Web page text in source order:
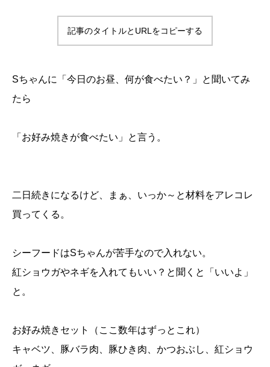
記事のタイトルとURLをコピーする
Sちゃんに「今日のお昼、何が食べたい？」と聞いてみ
たら
「お好み焼きが食べたい」と言う。
二日続きになるけど、まぁ、いっか～と材料をアレコレ
買ってくる。
シーフードはSちゃんが苦手なので入れない。
紅ショウガやネギを入れてもいい？と聞くと「いいよ」
と。
お好み焼きセット（ここ数年はずっとこれ）
キャベツ、豚バラ肉、豚ひき肉、かつおぶし、紅ショウ